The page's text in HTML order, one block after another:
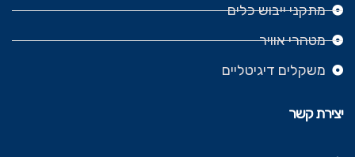
מתקני ייבוש כלים
מטהרי אוויר
משקלים דיגיטליים
יצירת קשר